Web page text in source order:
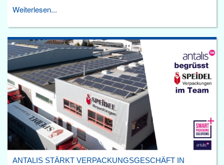
Weiterlesen...
ANTALIS STÄRKT VERPACKUNGSGESCHÄFT IN